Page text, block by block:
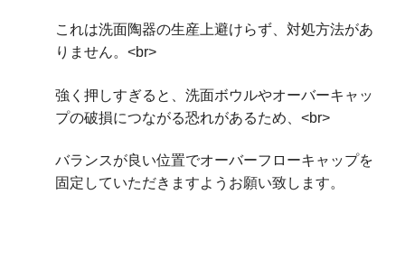
これは洗面陶器の生産上避けらず、対処方法があ
りません。<br>
強く押しすぎると、洗面ボウルやオーバーキャッ
プの破損につながる恐れがあるため、<br>
バランスが良い位置でオーバーフローキャップを
固定していただきますようお願い致します。